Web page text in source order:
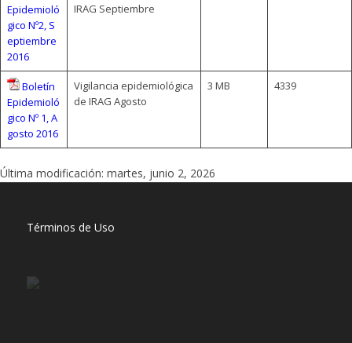
Epidemioló
gico Nº2, S
eptiembre
2016
IRAG Septiembre
Boletín
Epidemioló
gico Nº 1, A
gosto 2016
Vigilancia epidemiológica
de IRAG Agosto
3 MB 4339
Última modificación: martes, junio 2, 2026
Términos de Uso